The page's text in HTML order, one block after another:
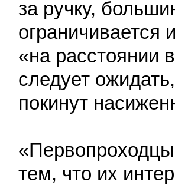
за ручку,
ограничивается
«на расстоянии
следует
покинут
тем, что их